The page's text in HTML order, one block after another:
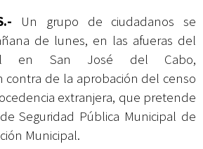
Un grupo de ciudadanos se
de lunes, en las afueras del
en San José del Cabo,
contra de la aprobación del censo
extranjera, que pretende
Seguridad Pública Municipal de
Municipal.